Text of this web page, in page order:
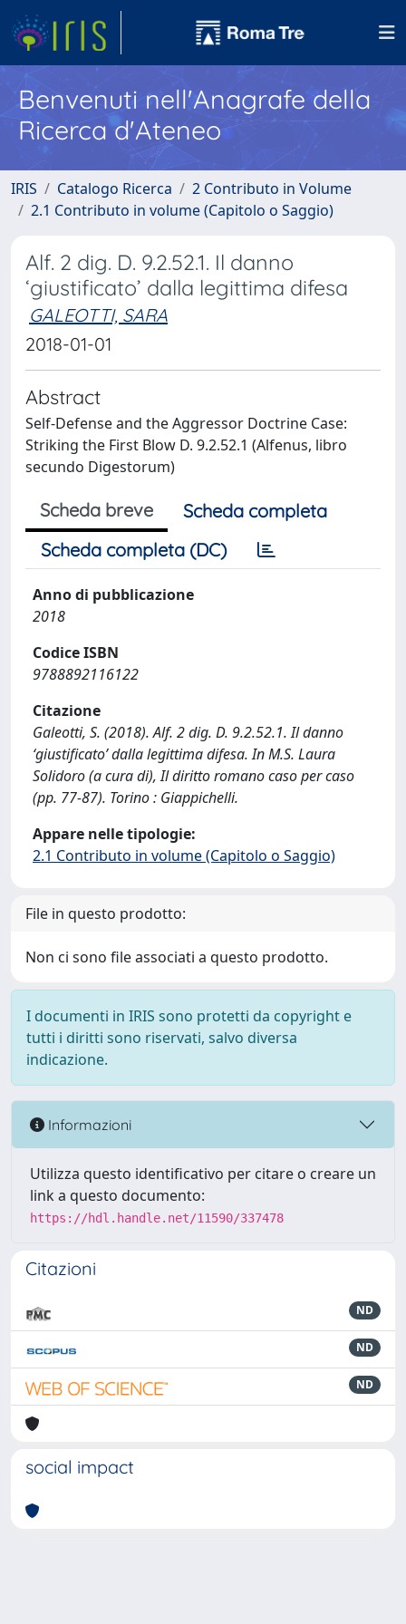
Benvenuti nell'Anagrafe della
Ricerca d'Ateneo
IRIS Catalogo Ricerca
2 Contributo in Volume
2.1 Contributo in volume (Capitolo o Saggio)
Alf. 2 dig. D. 9.2.52.1. Il danno
‘giustificato’ dalla legittima difesa
GALEOTTI, SARA
2018-01-01
Abstract
Self-Defense and the Aggressor Doctrine Case:
Striking the First Blow D. 9.2.52.1 (Alfenus, libro
secundo Digestorum)
Scheda breve
Scheda completa
Scheda completa (DC)
Anno di pubblicazione
2018
Codice ISBN
9788892116122
Citazione
Galeotti, S. (2018). Alf. 2 dig. D. 9.2.52.1. Il danno
‘giustificato’ dalla legittima difesa. In M.S. Laura
Solidoro (a cura di), Il diritto romano caso per caso
(pp. 77-87). Torino : Giappichelli.
Appare nelle tipologie:
2.1 Contributo in volume (Capitolo o Saggio)
File in questo prodotto:
Non ci sono file associati a questo prodotto.
I documenti in IRIS sono protetti da copyright e
tutti i diritti sono riservati, salvo diversa
indicazione.
Informazioni
Utilizza questo identificativo per citare o creare un
link a questo documento:
https://hdl.handle.net/11590/337478
Citazioni
ND
ND
ND
social impact